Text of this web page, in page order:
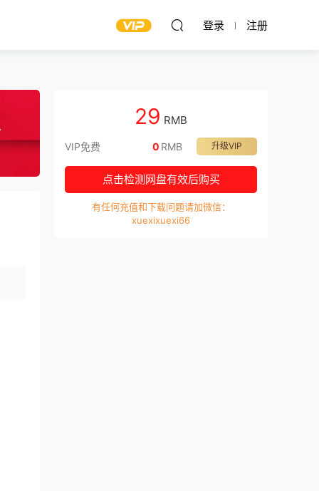
登录 注册
29 RMB
VIP免费 升级VIP
0 RMB
点击检测网盘有效后购买
有任何充值和下载问题请加微信：
xuexixuexi66